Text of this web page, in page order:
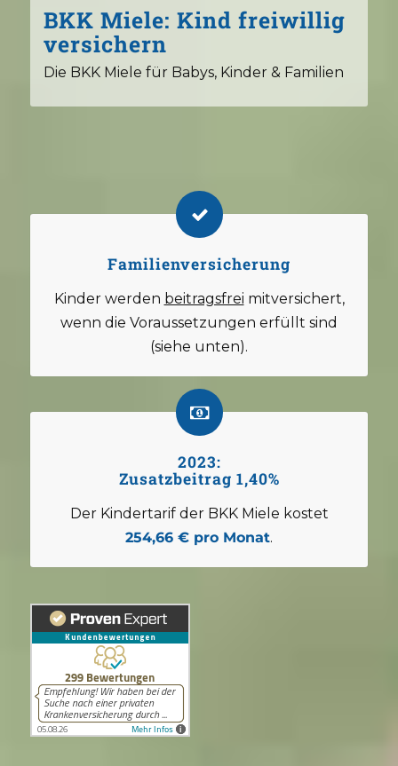
BKK Miele: Kind freiwillig
versichern
Die BKK Miele für Babys, Kinder & Familien
Familienversicherung
Kinder werden beitragsfrei mitversichert,
wenn die Voraussetzungen erfüllt sind
(siehe unten).
2023:
Zusatzbeitrag 1,40%
Der Kindertarif der BKK Miele kostet
254,66 € pro Monat.